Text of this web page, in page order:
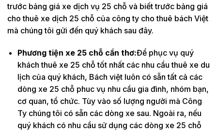
trước bảng giá xe dịch vụ 25 chỗ và biết trước bảng giá
cho thuê xe dịch 25 chỗ của công ty cho thuê bách Việt
mà chúng tôi gửi đến quý khách sau đây.
Phương tiện xe 25 chỗ cần thơ:Để phục vụ quý
khách thuê xe 25 chỗ tốt nhất các nhu cầu thuê xe du
lịch của quý khách, Bách việt luôn có sẵn tất cả các
dòng xe 25 chỗ phuc vụ nhu cầu gia đình, nhóm bạn,
cơ quan, tổ chức. Tùy vào số lượng người mà Công
Ty chúng tôi có sẵn các dòng xe sau. Ngoài ra, nếu
quý khách có nhu cầu sử dụng các dòng xe 25 chỗ